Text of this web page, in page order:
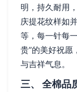
明，持久耐用
庆提花纹样如
等，每一针每
贵”的美好祝愿
与吉祥气息。
三、 全棉品